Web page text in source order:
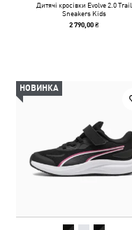
Дитячі кросівки Evolve 2.0 Trail
Sneakers Kids
2 790,00 ₴
НОВИНКА